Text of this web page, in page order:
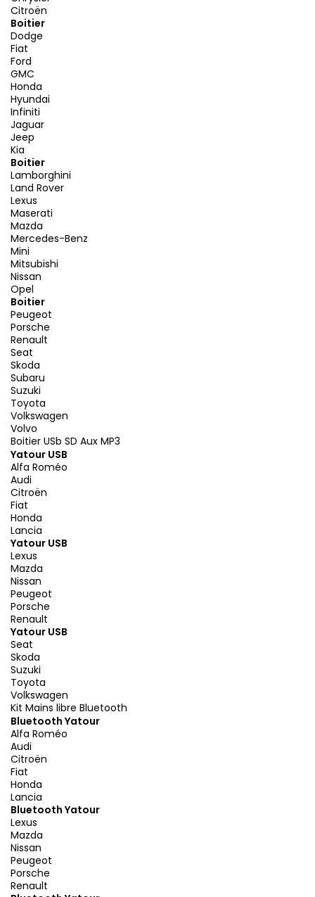
Citroën
Boitier
Dodge
Fiat
Ford
GMC
Honda
Hyundai
Infiniti
Jaguar
Jeep
Kia
Boitier
Lamborghini
Land Rover
Lexus
Maserati
Mazda
Mercedes-Benz
Mini
Mitsubishi
Nissan
Opel
Boitier
Peugeot
Porsche
Renault
Seat
Skoda
Subaru
Suzuki
Toyota
Volkswagen
Volvo
Boitier USb SD Aux MP3
Yatour USB
Alfa Roméo
Audi
Citroën
Fiat
Honda
Lancia
Yatour USB
Lexus
Mazda
Nissan
Peugeot
Porsche
Renault
Yatour USB
Seat
Skoda
Suzuki
Toyota
Volkswagen
Kit Mains libre Bluetooth
Bluetooth Yatour
Alfa Roméo
Audi
Citroën
Fiat
Honda
Lancia
Bluetooth Yatour
Lexus
Mazda
Nissan
Peugeot
Porsche
Renault